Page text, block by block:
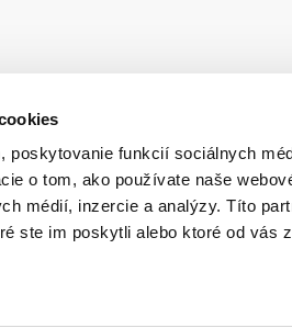
poskytovanie funkcií sociálnych
o tom, ako používate naše
médií, inzercie a analýzy. Títo
ste im poskytli alebo ktoré od vás